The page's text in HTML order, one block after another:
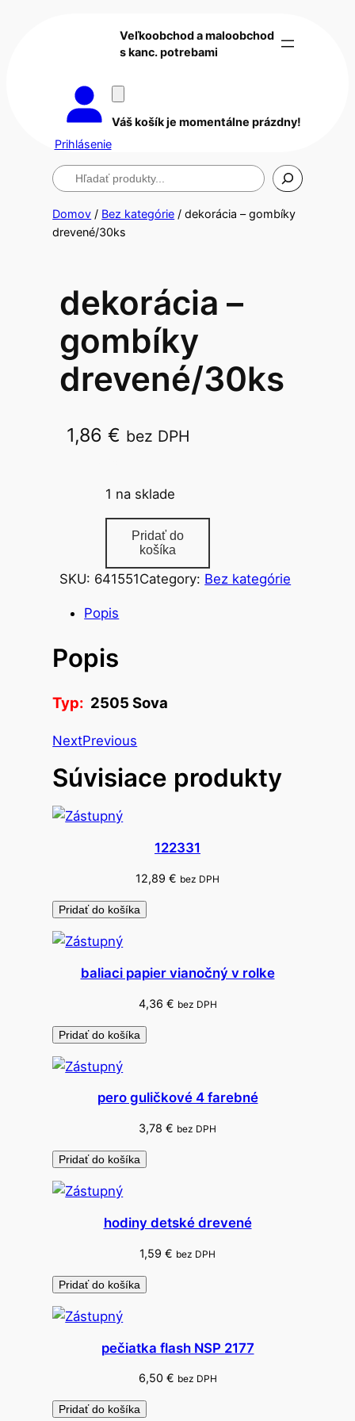
Veľkoobchod a maloobchod
s kanc. potrebami
Prihlásenie
Váš košík je momentálne prázdny!
Hľadanie
Domov / Bez kategórie / dekorácia – gombíky
drevené/30ks
dekorácia –
gombíky
drevené/30ks
1,86€ bez DPH
1 na sklade
o
ž
s
v
o
e
k
r
c
g
o
m
í
d
r
v
é
/
0
Pridať do
košíka
SKU: 641551Category: Bez kategórie
Popis
Popis
Typ: 2505 Sova
NextPrevious
Súvisiace produkty
122331
12,89 € bez DPH
Pridať do košíka
baliaci papier vianočný v rolke
4,36 € bez DPH
Pridať do košíka
pero guličkové 4 farebné
3,78 € bez DPH
Pridať do košíka
hodiny detské drevené
1,59 € bez DPH
Pridať do košíka
pečiatka flash NSP 2177
6,50 € bez DPH
Pridať do košíka